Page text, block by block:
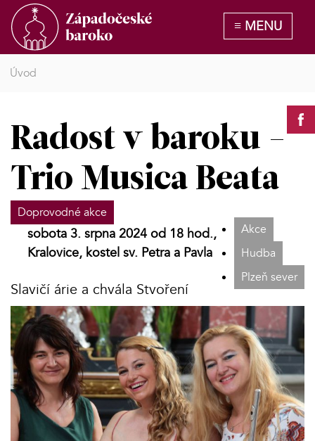
Úvod
Radost v baroku -
Trio Musica Beata
Doprovodné akce
Akce
Hudba
Plzeň sever
sobota 3. srpna 2024 od 18 hod.,
Kralovice, kostel sv. Petra a Pavla
Slavičí árie a chvála Stvoření